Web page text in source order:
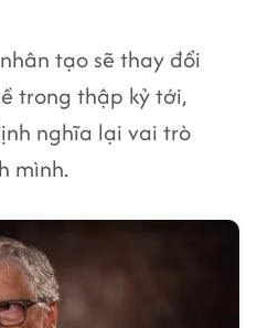
tạo sẽ thay đổi
trong thập kỷ tới,
nghĩa lại vai trò
mình.